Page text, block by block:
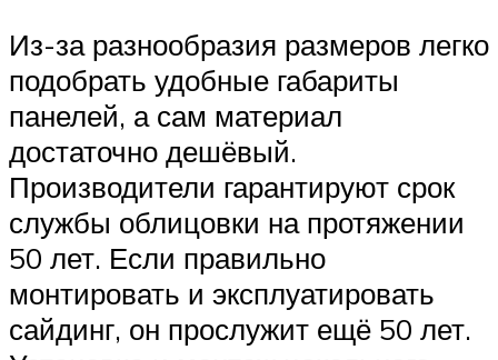
Из-за разнообразия размеров легко
подобрать удобные габариты
панелей, а сам материал
достаточно дешёвый.
Производители гарантируют срок
службы облицовки на протяжении
50 лет. Если правильно
монтировать и эксплуатировать
сайдинг, он прослужит ещё 50 лет.